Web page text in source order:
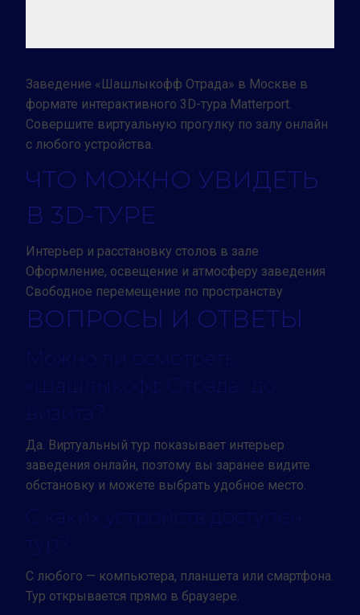
Заведение «Шашлыкофф Отрада» в Москве в
формате интерактивного 3D-тура Matterport.
Совершите виртуальную прогулку по залу онлайн
с любого устройства.
ЧТО МОЖНО УВИДЕТЬ
В 3D-ТУРЕ
Интерьер и расстановку столов в зале
Оформление, освещение и атмосферу заведения
Свободное перемещение по пространству
ВОПРОСЫ И ОТВЕТЫ
Можно ли осмотреть
«Шашлыкофф Отрада» до
визита?
Да. Виртуальный тур показывает интерьер
заведения онлайн, поэтому вы заранее видите
обстановку и можете выбрать удобное место.
С каких устройств доступен
тур?
С любого — компьютера, планшета или смартфона.
Тур открывается прямо в браузере.